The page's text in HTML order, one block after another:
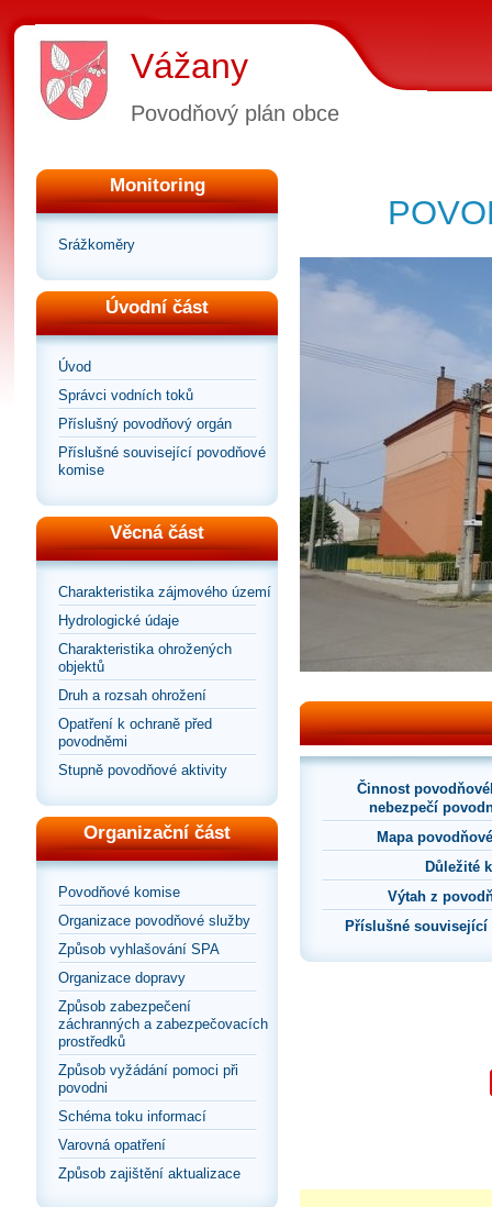
Vážany
Povodňový plán obce
Monitoring
Srážkoměry
Úvodní část
Úvod
Správci vodních toků
Příslušný povodňový orgán
Příslušné související povodňové
komise
Věcná část
Charakteristika zájmového území
Hydrologické údaje
Charakteristika ohrožených
objektů
Druh a rozsah ohrožení
Opatření k ochraně před
povodněmi
Stupně povodňové aktivity
Organizační část
Povodňové komise
Organizace povodňové služby
Způsob vyhlašování SPA
Organizace dopravy
Způsob zabezpečení
záchranných a zabezpečovacích
prostředků
Způsob vyžádání pomoci při
povodni
Schéma toku informací
Varovná opatření
Způsob zajištění aktualizace
Činnost
nebezpečí
Mapa
Důležité
Výtah z
Příslušné